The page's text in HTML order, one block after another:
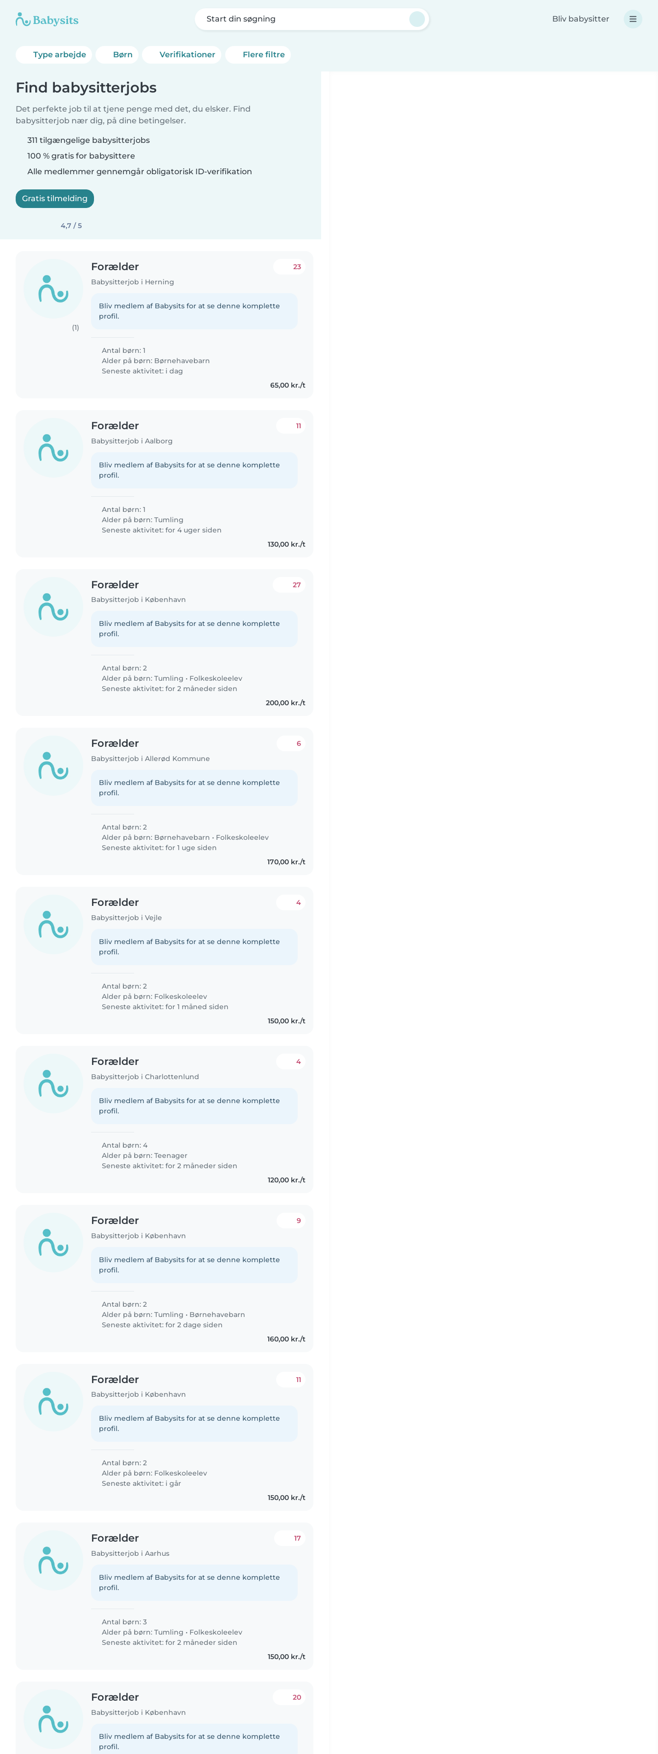
Start din søgning Bliv babysitter
Type arbejde Børn Verifikationer Flere filtre
Find babysitterjobs
Det perfekte job til at tjene penge med det, du elsker. Find
babysitterjob nær dig, på dine betingelser.
311 tilgængelige babysitterjobs
100 % gratis for babysittere
Alle medlemmer gennemgår obligatorisk ID-verifikation
Gratis tilmelding
4,7 / 5
(1)
Forælder
Babysitterjob i Herning
23
Bliv medlem af Babysits for at se denne komplette
profil.
Antal børn: 1
Alder på børn: Børnehavebarn
Seneste aktivitet: i dag
65,00 kr./t
Forælder
Babysitterjob i Aalborg
11
Bliv medlem af Babysits for at se denne komplette
profil.
Antal børn: 1
Alder på børn:Tumling
Seneste aktivitet: for 4 uger siden
130,00 kr./t
Forælder
Babysitterjob i København
27
Bliv medlem af Babysits for at se denne komplette
profil.
Antal børn: 2
Alder på børn:Tumling • Folkeskoleelev
Seneste aktivitet: for 2 måneder siden
200,00 kr./t
Forælder
Babysitterjob i Allerød Kommune
6
Bliv medlem af Babysits for at se denne komplette
profil.
Antal børn: 2
Alder på børn: Børnehavebarn • Folkeskoleelev
Seneste aktivitet: for 1 uge siden
170,00 kr./t
Forælder
Babysitterjob i Vejle
4
Bliv medlem af Babysits for at se denne komplette
profil.
Antal børn: 2
Alder på børn: Folkeskoleelev
Seneste aktivitet: for 1 måned siden
150,00 kr./t
Forælder
Babysitterjob i Charlottenlund
4
Bliv medlem af Babysits for at se denne komplette
profil.
Antal børn: 4
Alder på børn:Teenager
Seneste aktivitet: for 2 måneder siden
120,00 kr./t
Forælder
Babysitterjob i København
9
Bliv medlem af Babysits for at se denne komplette
profil.
Antal børn: 2
Alder på børn:Tumling • Børnehavebarn
Seneste aktivitet: for 2 dage siden
160,00 kr./t
Forælder
Babysitterjob i København
11
Bliv medlem af Babysits for at se denne komplette
profil.
Antal børn: 2
Alder på børn: Folkeskoleelev
Seneste aktivitet: i går
150,00 kr./t
Forælder
Babysitterjob i Aarhus
17
Bliv medlem af Babysits for at se denne komplette
profil.
Antal børn: 3
Alder på børn:Tumling • Folkeskoleelev
Seneste aktivitet: for 2 måneder siden
150,00 kr./t
Forælder
Babysitterjob i København
20
Bliv medlem af Babysits for at se denne komplette
profil.